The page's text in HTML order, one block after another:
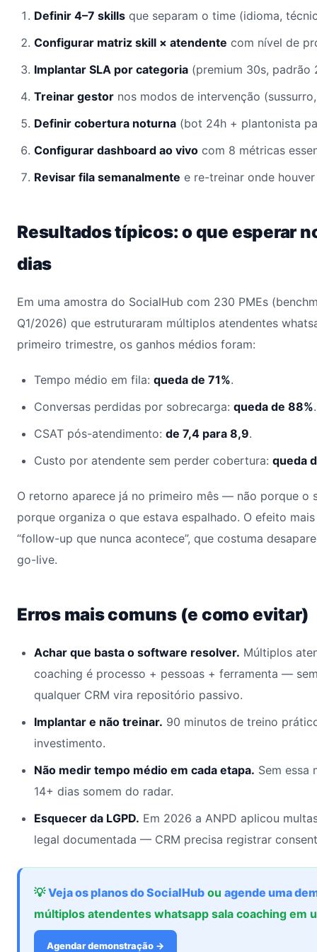
Definir 4–7 skills que separam o time (idioma,
Configurar matriz skill × atendente com nível de
Implantar SLA por categoria (premium 30s, padrão
Treinar gestor nos modos de intervenção
Definir cobertura noturna (bot 24h + plantonista
Configurar dashboard ao vivo com 8 métricas
Revisar fila semanalmente e re-treinar onde
Resultados típicos: o que esperar
dias
Em uma amostra do SocialHub com 230 PMEs
Q1/2026) que estruturaram múltiplos atendentes
primeiro trimestre, os ganhos médios foram:
Tempo médio em fila: queda de 71%.
Conversas perdidas por sobrecarga: queda de 88%.
CSAT pós-atendimento: de 7,4 para 8,9.
Custo por atendente sem perder cobertura: queda
O retorno aparece já no primeiro mês — não porque o
porque organiza o que estava espalhado. O efeito
“follow-up que nunca acontece”, que costuma
go-live.
Erros mais comuns (e como evitar)
Achar que basta o software resolver. Múltiplos
coaching é processo + pessoas + ferramenta —
qualquer CRM vira repositório passivo.
Implantar e não treinar. 90 minutos de treino
investimento.
Não medir tempo médio em cada etapa. Sem essa
14+ dias somem do radar.
Esquecer da LGPD. Em 2026 a ANPD aplicou
legal documentada — CRM precisa registrar
💡Veja os planos do SocialHub ou agende uma
múltiplos atendentes whatsapp sala coaching em
Agendar demonstração →